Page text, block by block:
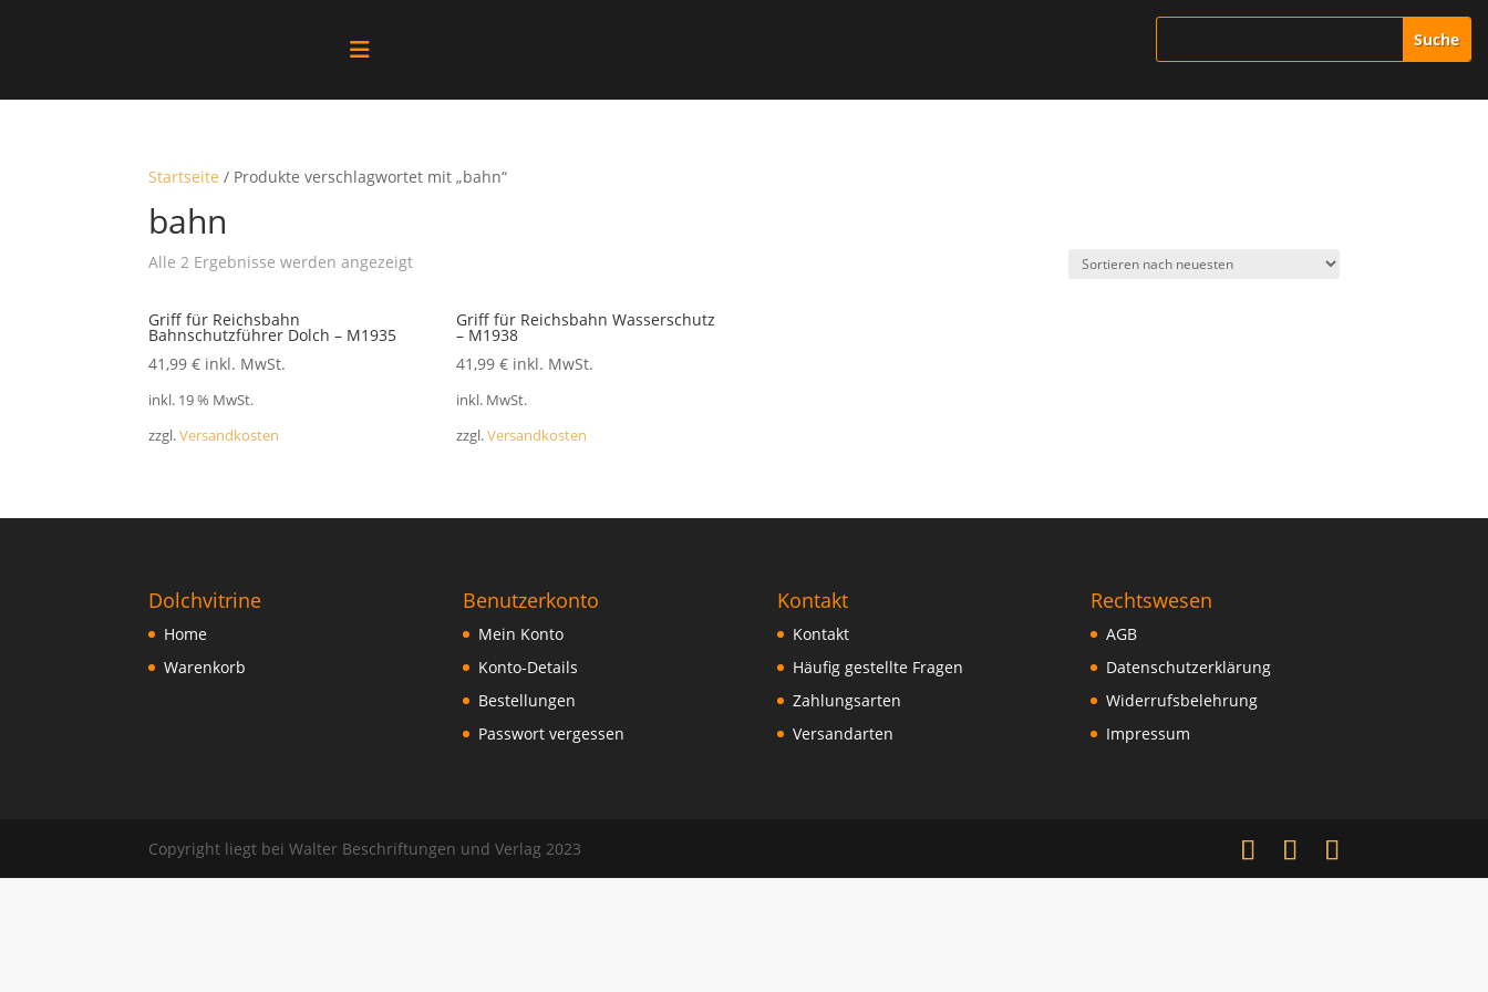
Alle Produkte
Vitrinen
Ersatzteile
Literatur
Merchandise
Aktionen
Startseite / Produkte verschlagwortet mit „bahn“
bahn
Alle 2 Ergebnisse werden angezeigtNach
sortiert
Griff für Reichsbahn
Bahnschutzführer Dolch – M1935
41,99€ inkl. MwSt.
inkl. 19 % MwSt.
zzgl.Versandkosten
Griff für Reichsbahn Wasserschutz
– M1938
41,99€ inkl. MwSt.
inkl. MwSt.
zzgl.Versandkosten
Dolchvitrine
Home
Warenkorb
Benutzerkonto
Mein Konto
Konto-Details
Bestellungen
Passwort vergessen
Kontakt
Kontakt
Häufig gestellte Fragen
Zahlungsarten
Versandarten
Rechtswesen
AGB
Datenschutzerklärung
Widerrufsbelehrung
Impressum
Copyright liegt bei Walter Beschriftungen und Verlag 2023